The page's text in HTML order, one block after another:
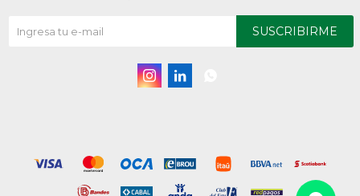
SUSCRIBIRME
 